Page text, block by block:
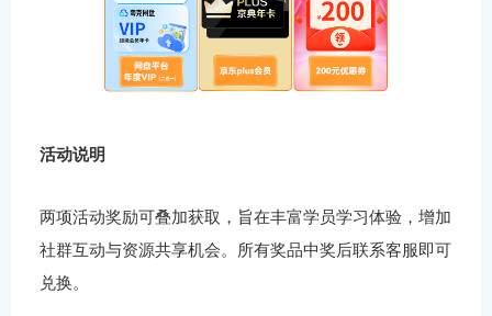
活动说明
两项活动奖励可叠加获取，旨在丰富学员学习体验，增加
社群互动与资源共享机会。所有奖品中奖后联系客服即可
兑换。